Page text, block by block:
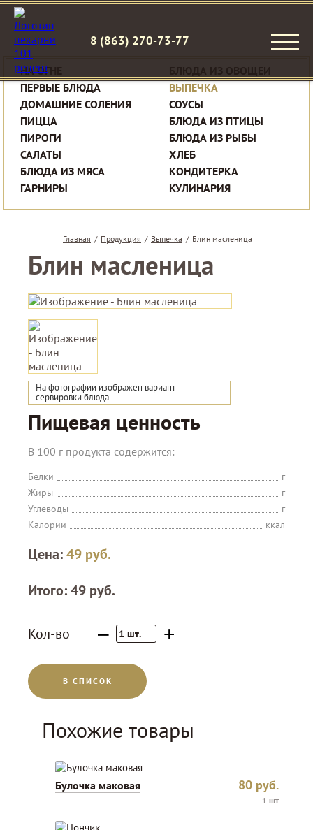
8 (863) 270-73-77
НА ОГНЕ
ПЕРВЫЕ БЛЮДА
ДОМАШНИЕ СОЛЕНИЯ
ПИЦЦА
ПИРОГИ
САЛАТЫ
БЛЮДА ИЗ МЯСА
ГАРНИРЫ
ВЫПЕЧКА
СОУСЫ
БЛЮДА ИЗ ПТИЦЫ
БЛЮДА ИЗ РЫБЫ
ХЛЕБ
КОНДИТЕРКА
КУЛИНАРИЯ
Главная / Продукция / Выпечка / Блин масленица
Блин масленица
На фотографии изображен вариант
сервировки блюда
Пищевая ценность
В 100 г продукта содержится:
Белки
г
Жиры
г
Углеводы
г
Калории
ккал
Цена:49 руб.
Итого:49 руб.
Кол-во – 1 шт. +
В СПИСОК
Похожие товары
Булочка маковая 80 руб.
1 шт